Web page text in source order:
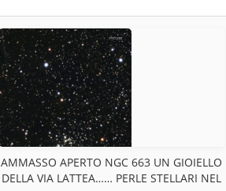
AMMASSO APERTO NGC 663 UN GIOIELLO
DELLA VIA LATTEA…… PERLE STELLARI NEL